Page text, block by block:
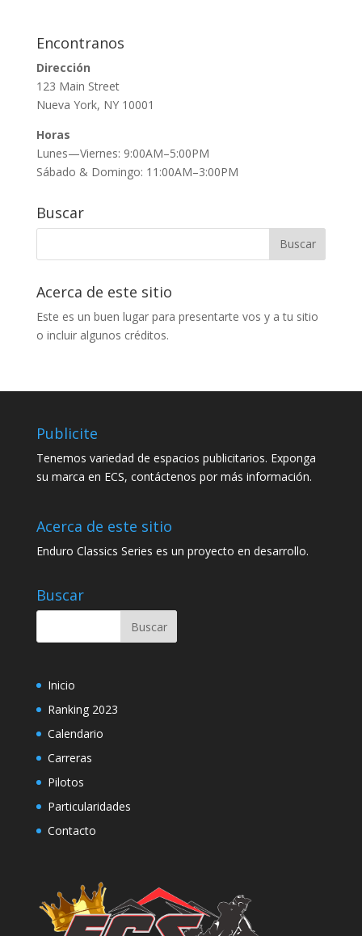
Encontranos
Dirección
123 Main Street
Nueva York, NY 10001
Horas
Lunes—Viernes: 9:00AM–5:00PM
Sábado & Domingo: 11:00AM–3:00PM
Buscar
Acerca de este sitio
Este es un buen lugar para presentarte vos y a tu sitio
o incluir algunos créditos.
Publicite
Tenemos variedad de espacios publicitarios. Exponga
su marca en ECS, contáctenos por más información.
Acerca de este sitio
Enduro Classics Series es un proyecto en desarrollo.
Buscar
Inicio
Ranking 2023
Calendario
Carreras
Pilotos
Particularidades
Contacto